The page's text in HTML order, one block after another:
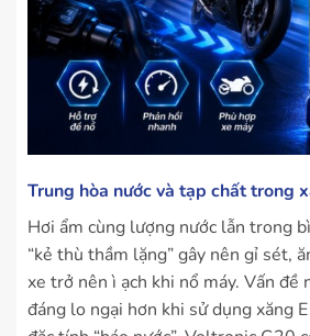
Trung hòa nước và tạp chất trong
Hơi ẩm cùng lượng nước lẫn trong
“kẻ thù thầm lặng” gây nên gỉ sét,
xe trở nên ì ạch khi nổ máy. Vấn đề
đáng lo ngại hơn khi sử dụng xăng